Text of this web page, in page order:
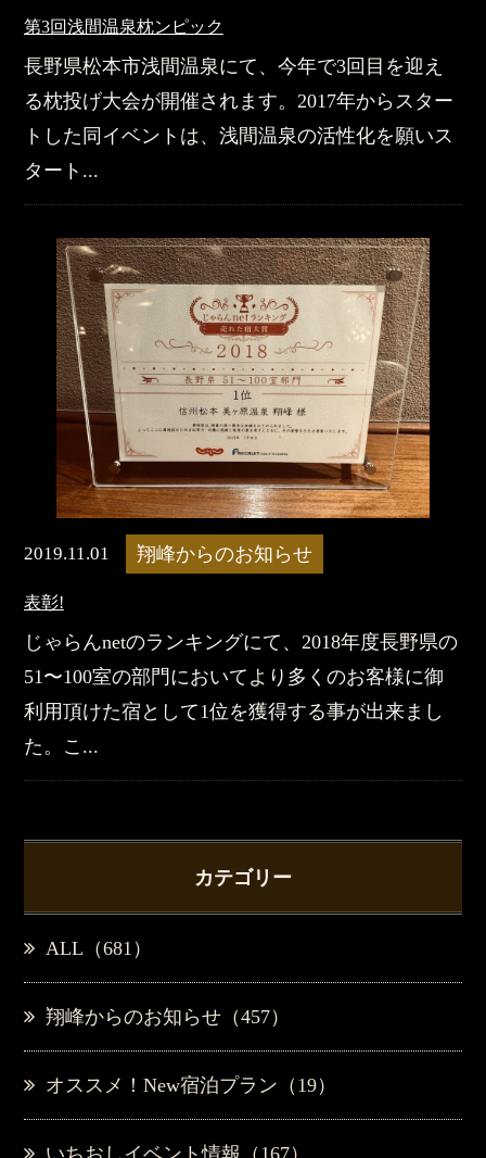
第3回浅間温泉枕ンピック
長野県松本市浅間温泉にて、今年で3回目を迎え
る枕投げ大会が開催されます。2017年からスター
トした同イベントは、浅間温泉の活性化を願いス
タート...
2019.11.01 翔峰からのお知らせ
表彰!
じゃらんnetのランキングにて、2018年度長野県の
51〜100室の部門においてより多くのお客様に御
利用頂けた宿として1位を獲得する事が出来まし
た。こ...
カテゴリー
ALL（681）
翔峰からのお知らせ（457）
オススメ！New宿泊プラン（19）
いちおしイベント情報（167）